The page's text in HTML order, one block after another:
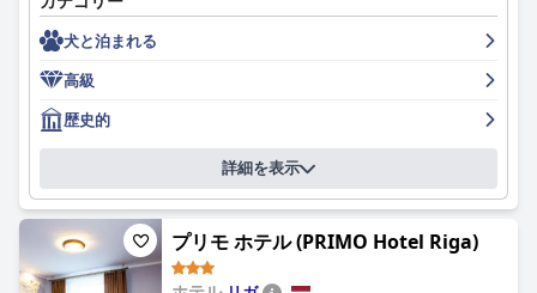
施されています。ホテルは非の打ちどころがないほど清潔で手入
れが行き届いており、スタッフはプロフェッショナルでフレンド
リー、そして親切です。スパ＆ウェルネスセンターは小さいなが
らも素敵で、サウナは一般的に際立った特徴と見なされていま
す。ベッドは一貫してその優れた快適さレベルで賞賛されていま
す。一部のレビュアーは真の5つ星ホテルではないと感じている
にもかかわらず、ホテルは並外れており、リガの高級宿泊施設の
主要な例です。
犬と泊まれる
高級
歴史的
詳細を表示
プリモ ホテル (PRIMO Hotel Riga)